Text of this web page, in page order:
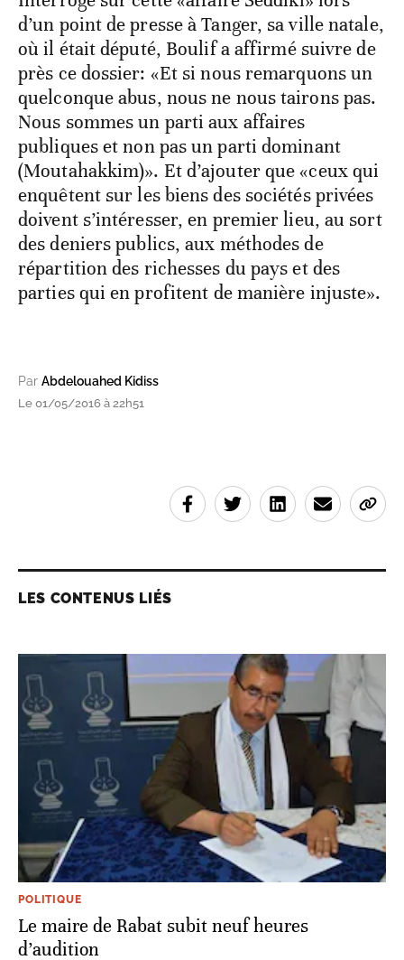
d’un point de presse à Tanger, sa ville natale,
où il était député, Boulif a affirmé suivre de
près ce dossier: «Et si nous remarquons un
quelconque abus, nous ne nous tairons pas.
Nous sommes un parti aux affaires
publiques et non pas un parti dominant
(Moutahakkim)». Et d’ajouter que «ceux qui
enquêtent sur les biens des sociétés privées
doivent s’intéresser, en premier lieu, au sort
des deniers publics, aux méthodes de
répartition des richesses du pays et des
parties qui en profitent de manière injuste».
Par Abdelouahed Kidiss
Le 01/05/2016 à 22h51
LES CONTENUS LIÉS
POLITIQUE
Le maire de Rabat subit neuf heures
d’audition